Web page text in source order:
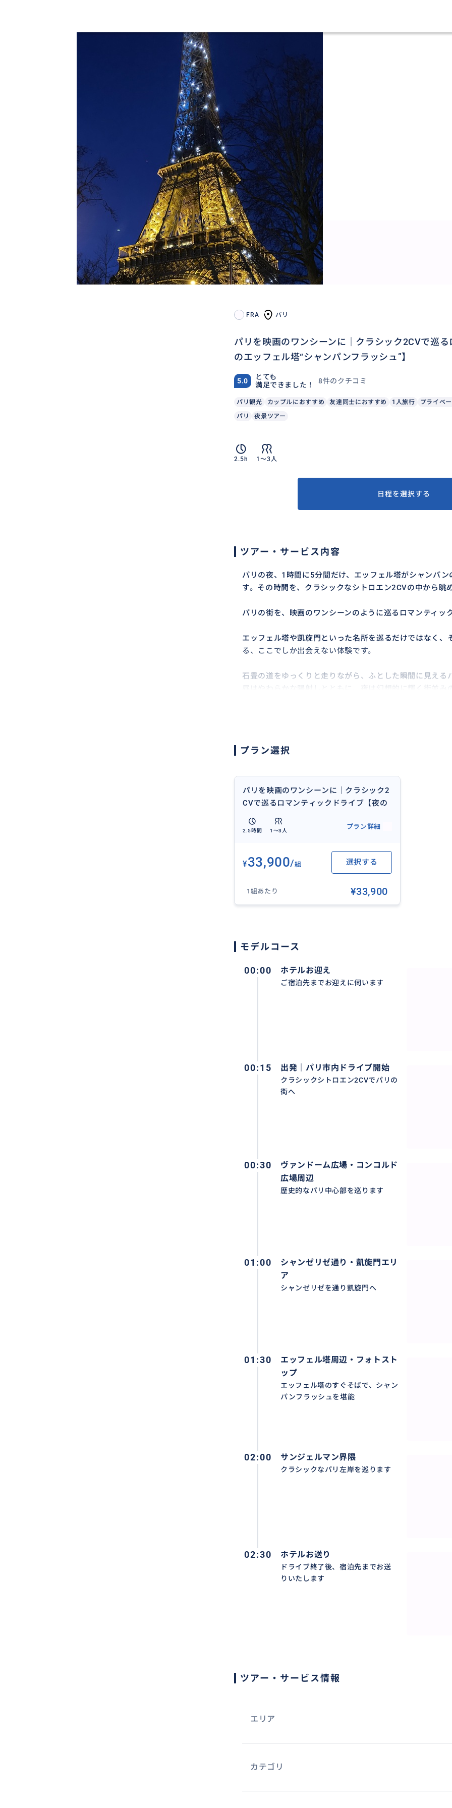
FRA パリ
パリを映画のワンシーンに｜クラシック2CVで巡
のエッフェル塔“シャンパンフラッシュ”】
5.0
とても
満足できました！
8件のクチコミ
パリ観光 カップルにおすすめ 友達同士におすすめ 1人旅行 プライベ
パリ
夜景ツアー
2.5h 1〜3人
日程を選択する
ツアー・サービス内容
パリの夜、1時間に5分間だけ、エッフェル塔がシャンパ
す。その時間を、クラシックなシトロエン2CVの中から眺
パリの街を、映画のワンシーンのように巡るロマンティッ
エッフェル塔や凱旋門といった名所を巡るだけではなく、
る、ここでしか出会えない体験です。
石畳の道をゆっくりと走りながら、ふとした瞬間に見える
す。
また、おひとりでのご参加も歓迎しています。
パリ在住16年の日本人がご案内しますので、初めてのパリ
安心してお楽しみいただけます。
ホテルまでのお迎え・お送り付きで、移動の心配も不要で
エミリー、パリへ行くのロケ地巡りなど、アレンジも可能
徒歩では届かないパリの風や光を感じながら、この街をゆ
ドライバーはパリ在住16年の日本人です。
日本語でのご案内となりますので、初めてのパリでも安心
お客様のペースに合わせてゆったりとご案内いたしますの
◯料金について
料金は車1台あたりとなります（最大3名様までご乗車可能
ご利用に最適です。
【ホテル送迎付き｜ドア・トゥ・ドアで快適】
ご宿泊先のホテルまでお迎えに伺い、体験後もそのままお
プラン選択
パリを映画のワンシーンに｜クラシック2
CVで巡るロマンティックドライブ【夜の
エッフェル塔“シャンパンフラッシュ”】
2.5時間 1〜3人
プラン詳細
¥33,900/組 選択する
1組あたり ¥33,900
モデルコース
00:00 ホテルお迎え
ご宿泊先までお迎えに伺います
00:15 出発｜パリ市内ドライブ開始
クラシックシトロエン2CVでパリの
街へ
00:30
ヴァンドーム広場・コンコルド
広場周辺
歴史的なパリ中心部を巡ります
01:00
シャンゼリゼ通り・凱旋門エリ
ア
シャンゼリゼを通り凱旋門へ
01:30
エッフェル塔周辺・フォトスト
ップ
エッフェル塔のすぐそばで、シャン
パンフラッシュを堪能
02:00 サンジェルマン界隈
クラシックなパリ左岸を巡ります
02:30 ホテルお送り
ドライブ終了後、宿泊先までお送
りいたします
ツアー・サービス情報
エリア
カテゴリ